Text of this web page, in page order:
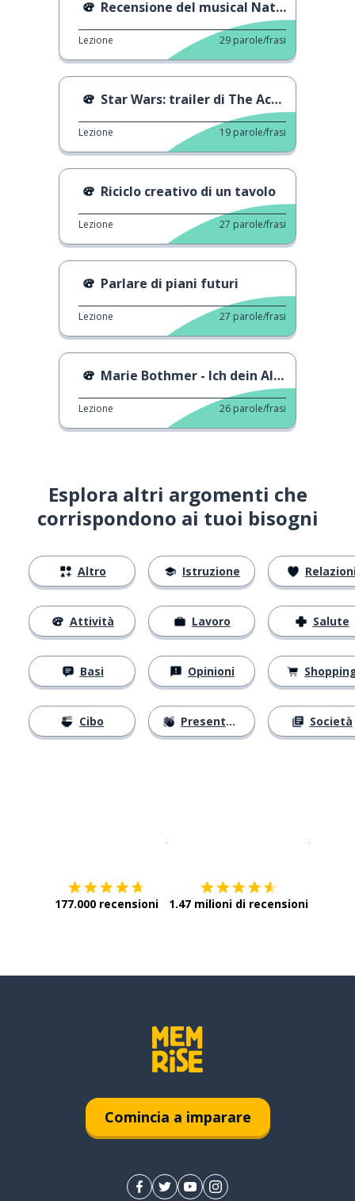
Recensione del musical Natürlich Blond
Lezione 29 parole/frasi
Star Wars: trailer di The Acolyte: La seguace
Lezione 19 parole/frasi
Riciclo creativo di un tavolo
Lezione 27 parole/frasi
Parlare di piani futuri
Lezione 27 parole/frasi
Marie Bothmer - Ich dein Alles, Du mein Nichts
Lezione 26 parole/frasi
Esplora altri argomenti che
corrispondono ai tuoi bisogni
Altro
Attività
Basi
Cibo
Istruzione
Lavoro
Opinioni
Presentarsi
Salute
Società
177.000 recensioni 1.47 milioni di recensioni
Comincia a imparare